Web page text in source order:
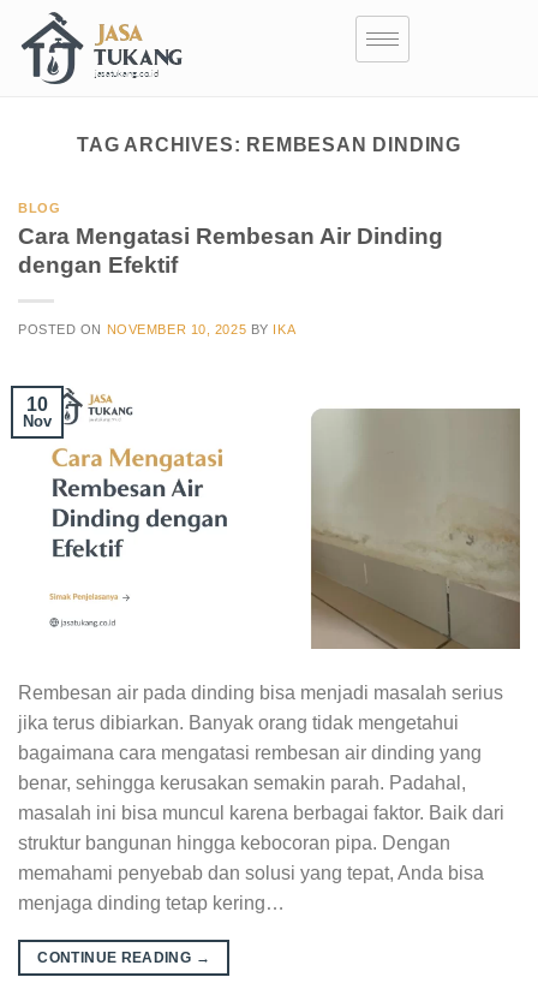
TAG ARCHIVES: REMBESAN DINDING
BLOG
Cara Mengatasi Rembesan Air Dinding
dengan Efektif
POSTED ON NOVEMBER 10, 2025 BY IKA
10
Nov
Rembesan air pada dinding bisa menjadi masalah serius
jika terus dibiarkan. Banyak orang tidak mengetahui
bagaimana cara mengatasi rembesan air dinding yang
benar, sehingga kerusakan semakin parah. Padahal,
masalah ini bisa muncul karena berbagai faktor. Baik dari
struktur bangunan hingga kebocoran pipa. Dengan
memahami penyebab dan solusi yang tepat, Anda bisa
menjaga dinding tetap kering…
CONTINUE READING →